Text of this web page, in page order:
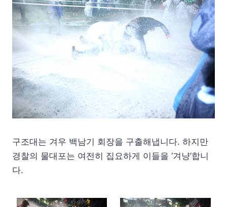
구조대는 겨우 백남기 회장을 구출해냅니다. 하지만
경찰의 물대포는 여전히 집요하게 이들을 ‘겨냥’합니
다.